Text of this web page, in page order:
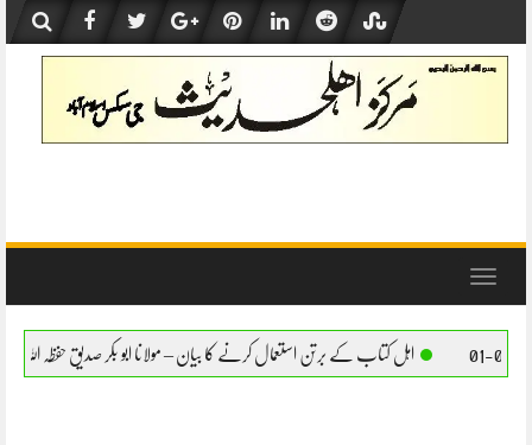
content
Toggle
کے برتن استعمال کرنے کا بیان – مولانا ابو بکر صدیق حفظہ اللہ اہل کتاب کے برتن